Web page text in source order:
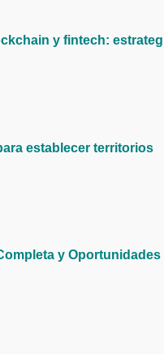
y fintech:
establecer territorios
y Oportunidades